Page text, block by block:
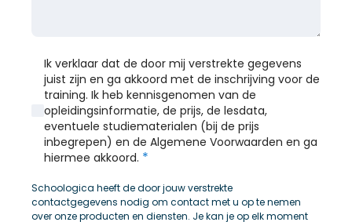
Ik verklaar dat de door mij verstrekte gegevens
juist zijn en ga akkoord met de inschrijving voor de
training. Ik heb kennisgenomen van de
opleidingsinformatie, de prijs, de lesdata,
eventuele studiematerialen (bij de prijs
inbegrepen) en de Algemene Voorwaarden en ga
hiermee akkoord. *
Schoologica heeft de door jouw verstrekte
contactgegevens nodig om contact met u op te nemen
over onze producten en diensten. Je kan je op elk moment